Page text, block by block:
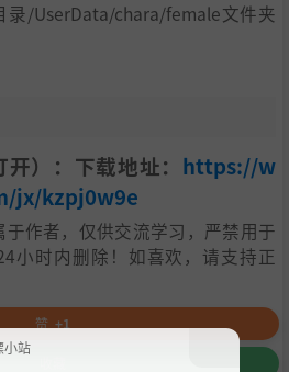
录/UserData/chara/female文件夹
）：下载地址： https://w
jx/kzpj0w9e
作者，仅供交流学习，严禁用于
小时内删除！如喜欢，请支持正
赞 +1
小站